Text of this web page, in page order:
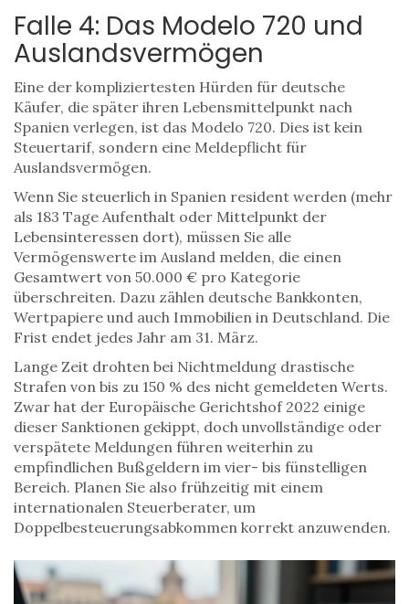
Falle 4: Das Modelo 720 und
Auslandsvermögen
Eine der kompliziertesten Hürden für deutsche
Käufer, die später ihren Lebensmittelpunkt nach
Spanien verlegen, ist das Modelo 720. Dies ist kein
Steuertarif, sondern eine Meldepflicht für
Auslandsvermögen.
Wenn Sie steuerlich in Spanien resident werden (mehr
als 183 Tage Aufenthalt oder Mittelpunkt der
Lebensinteressen dort), müssen Sie alle
Vermögenswerte im Ausland melden, die einen
Gesamtwert von 50.000 € pro Kategorie
überschreiten. Dazu zählen deutsche Bankkonten,
Wertpapiere und auch Immobilien in Deutschland. Die
Frist endet jedes Jahr am 31. März.
Lange Zeit drohten bei Nichtmeldung drastische
Strafen von bis zu 150 % des nicht gemeldeten Werts.
Zwar hat der Europäische Gerichtshof 2022 einige
dieser Sanktionen gekippt, doch unvollständige oder
verspätete Meldungen führen weiterhin zu
empfindlichen Bußgeldern im vier- bis fünstelligen
Bereich. Planen Sie also frühzeitig mit einem
internationalen Steuerberater, um
Doppelbesteuerungsabkommen korrekt anzuwenden.